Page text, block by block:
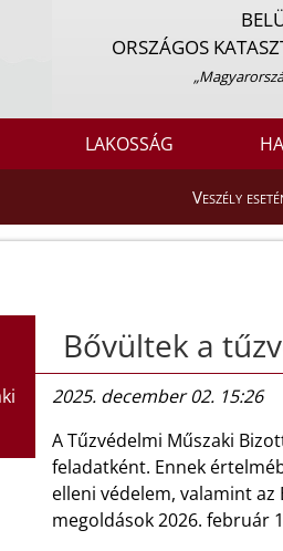
ORSZÁGOS
LAKOSSÁG
Veszély
Bővültek a
2025. december 02. 15:26
A Tűzvédelmi Műszaki
feladatként. Ennek
elleni védelem, valamint
megoldások 2026. február